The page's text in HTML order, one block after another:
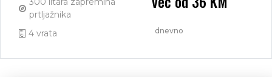
prtljažnika
4 vrata
dnevno